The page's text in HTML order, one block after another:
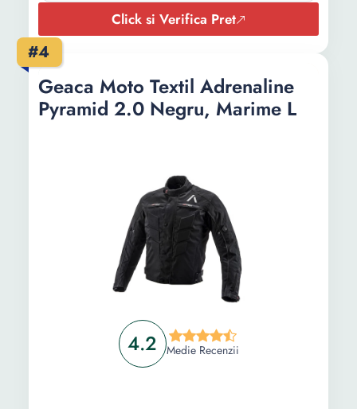
Click si Verifica Pret
#4
4.2 Medie Recenzii
Geaca Moto Textil Adrenaline
Pyramid 2.0 Negru, Marime L